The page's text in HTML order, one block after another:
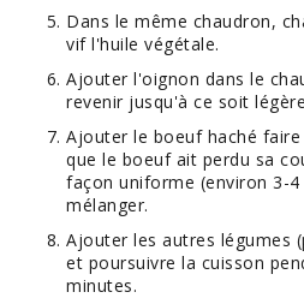
Dans le même chaudron,
vif l'huile végétale.
Ajouter l'oignon dans le
revenir jusqu'à ce soit
Ajouter le boeuf haché
que le boeuf ait perdu sa
façon uniforme (environ 3-
mélanger.
Ajouter les autres légumes
et poursuivre la cuisson
minutes.